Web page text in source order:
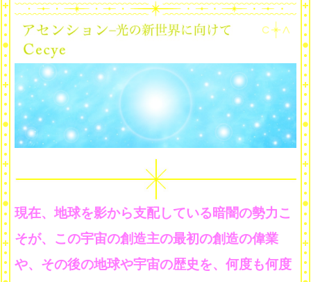
現在、地球を影から支配している暗闇の勢力こ
そが、この宇宙の創造主の最初の創造の偉業
や、その後の地球や宇宙の歴史を、何度も何度